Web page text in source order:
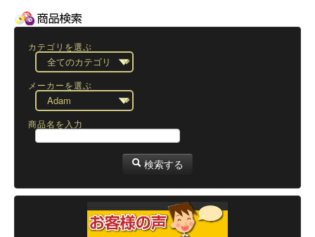
カテゴリを選ぶ
メーカーを選ぶ
商品名を入力
検索する